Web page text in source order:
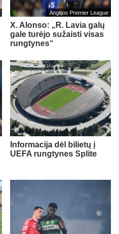
Anglijos Premier League
X. Alonso: „R. Lavia galų
gale turėjo sužaisti visas
rungtynes“
Informacija dėl bilietų į
UEFA rungtynes Splite